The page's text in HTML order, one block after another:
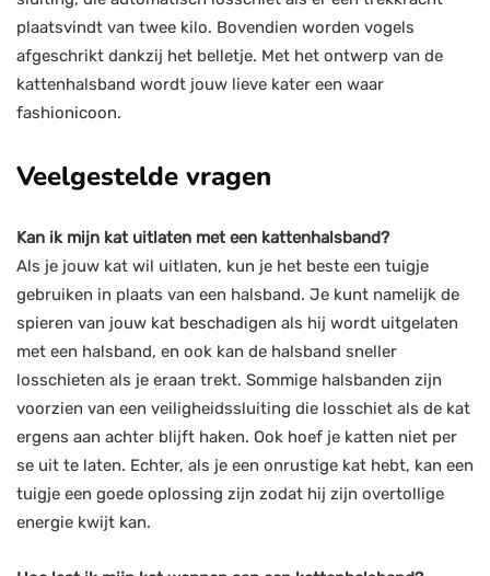
plaatsvindt van twee kilo. Bovendien worden vogels
afgeschrikt dankzij het belletje. Met het ontwerp van de
kattenhalsband wordt jouw lieve kater een waar
fashionicoon.
Veelgestelde vragen
Kan ik mijn kat uitlaten met een kattenhalsband?
Als je jouw kat wil uitlaten, kun je het beste een tuigje
gebruiken in plaats van een halsband. Je kunt namelijk de
spieren van jouw kat beschadigen als hij wordt uitgelaten
met een halsband, en ook kan de halsband sneller
losschieten als je eraan trekt. Sommige halsbanden zijn
voorzien van een veiligheidssluiting die losschiet als de kat
ergens aan achter blijft haken. Ook hoef je katten niet per
se uit te laten. Echter, als je een onrustige kat hebt, kan een
tuigje een goede oplossing zijn zodat hij zijn overtollige
energie kwijt kan.